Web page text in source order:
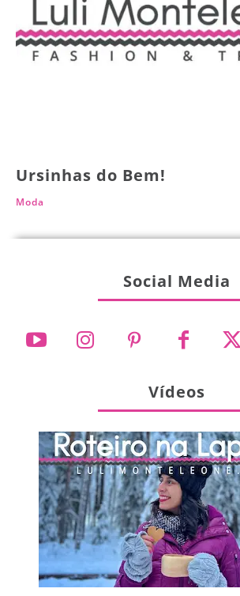
Ursinhas do Bem!
Moda
Social Media
Vídeos